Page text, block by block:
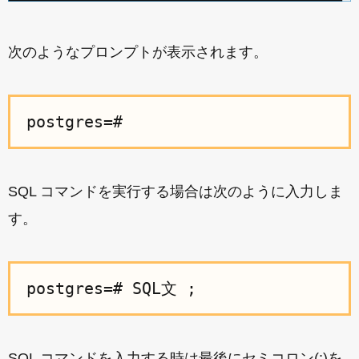
次のようなプロンプトが表示されます。
postgres=#
SQL コマンドを実行する場合は次のように入力しま
す。
postgres=# SQL文 ;